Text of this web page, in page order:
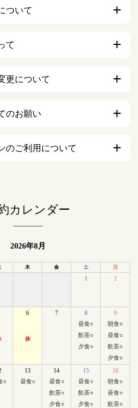
ついて
て
更について
のお願い
のご利用について
カレンダー
2026年8月
木 金 土 日
1 2
6
休
7
8
昼食○
飲茶○
夕食○
9
朝食○
昼食○
飲茶○
夕食○
○
13
昼食○
14
昼食○
飲茶○
夕食○
15
昼食○
飲茶○
夕食○
16
朝食○
昼食○
飲茶○